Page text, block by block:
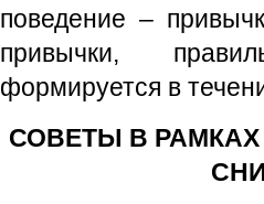
поведение –
привычки,
формируется в
СОВЕТЫ В